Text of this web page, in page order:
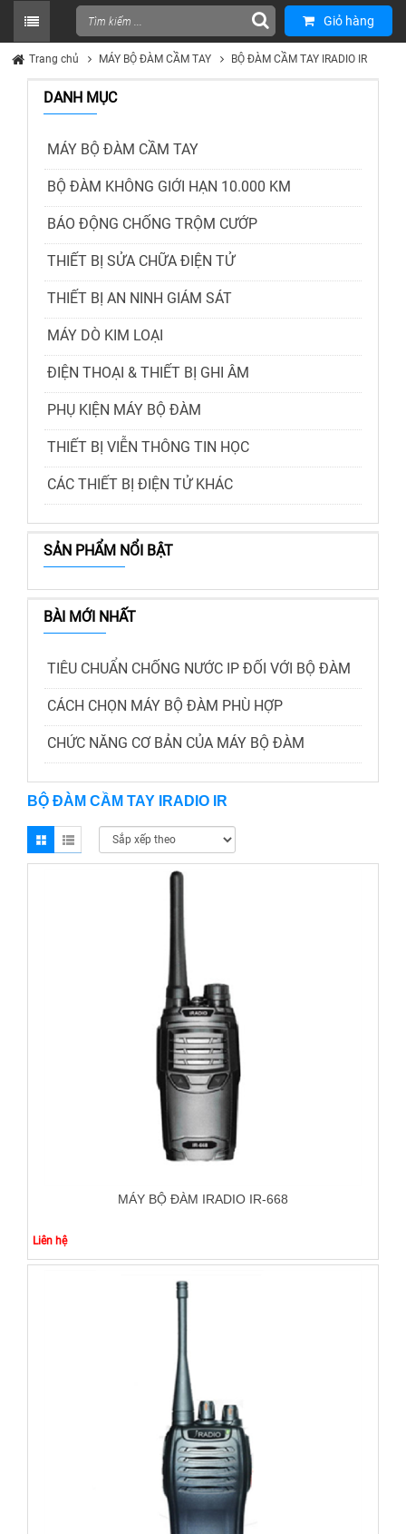
Giỏ hàng
Trang chủ MÁY BỘ ĐÀM CẦM TAY BỘ ĐÀM CẦM TAY IRADIO IR
DANH MỤC
MÁY BỘ ĐÀM CẦM TAY
BỘ ĐÀM KHÔNG GIỚI HẠN 10.000 KM
BÁO ĐỘNG CHỐNG TRỘM CƯỚP
THIẾT BỊ SỬA CHỮA ĐIỆN TỬ
THIẾT BỊ AN NINH GIÁM SÁT
MÁY DÒ KIM LOẠI
ĐIỆN THOẠI & THIẾT BỊ GHI ÂM
PHỤ KIỆN MÁY BỘ ĐÀM
THIẾT BỊ VIỄN THÔNG TIN HỌC
CÁC THIẾT BỊ ĐIỆN TỬ KHÁC
SẢN PHẨM NỔI BẬT
BÀI MỚI NHẤT
TIÊU CHUẨN CHỐNG NƯỚC IP ĐỐI VỚI BỘ ĐÀM
CÁCH CHỌN MÁY BỘ ĐÀM PHÙ HỢP
CHỨC NĂNG CƠ BẢN CỦA MÁY BỘ ĐÀM
BỘ ĐÀM CẦM TAY IRADIO IR
MÁY BỘ ĐÀM IRADIO IR-668
Liên hệ